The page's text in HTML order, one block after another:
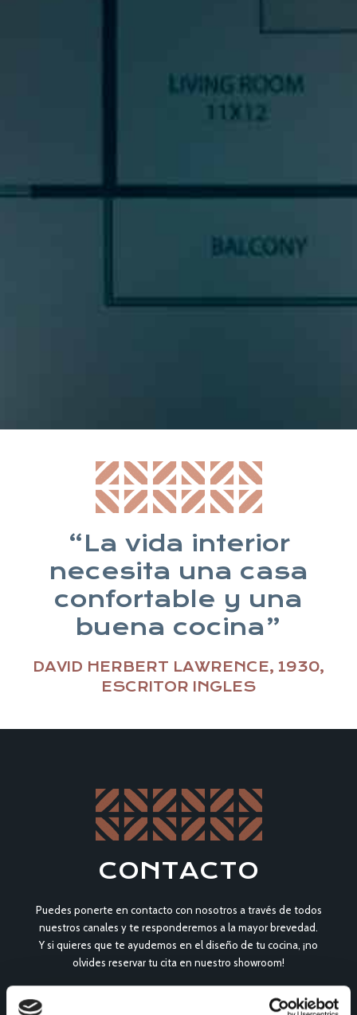
NEWSLETTER
“La vida interior
necesita una casa
confortable y una
buena cocina”
DAVID HERBERT LAWRENCE, 1930,
ESCRITOR INGLES
CONTACTO
Puedes ponerte en contacto con nosotros a través de todos
nuestros canales y te responderemos a la mayor brevedad.
Y si quieres que te ayudemos en el diseño de tu cocina, ¡no
olvides reservar tu cita en nuestro showroom!